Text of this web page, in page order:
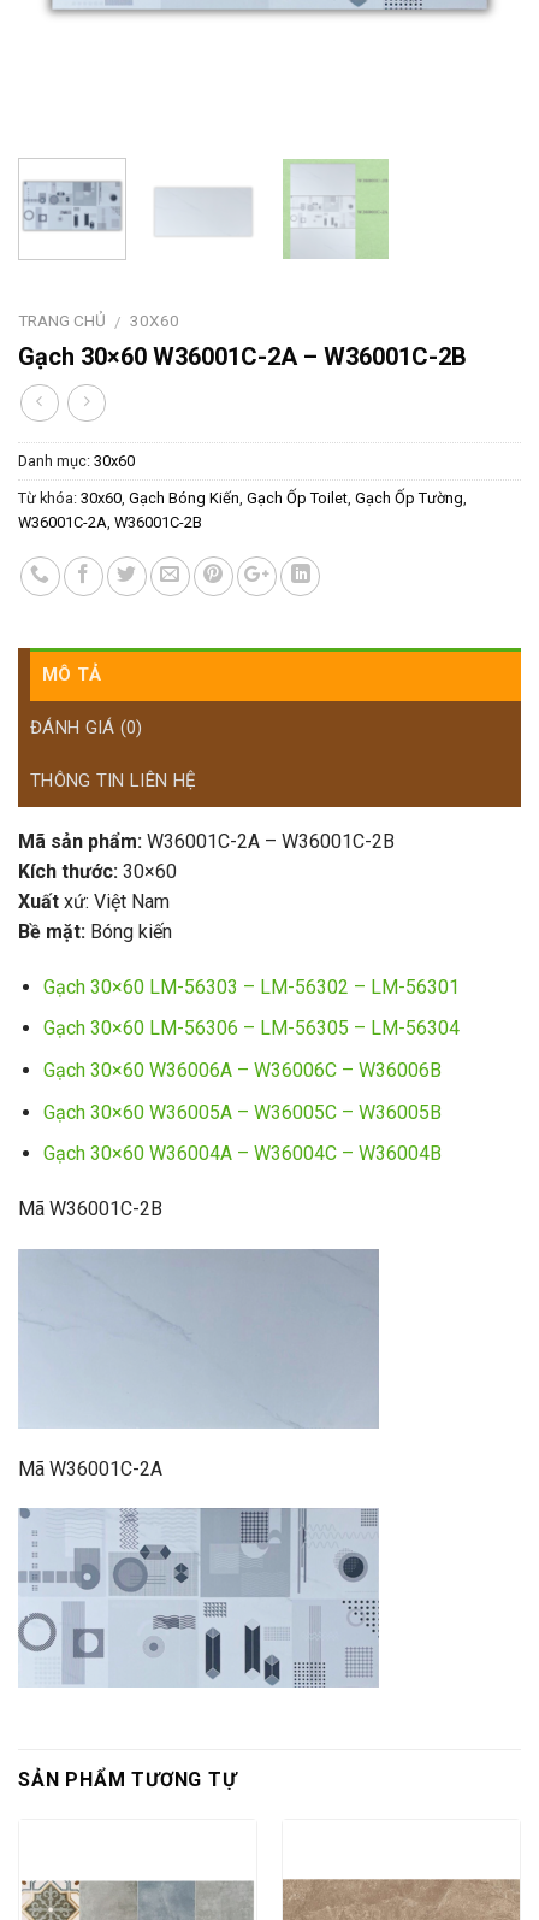
TRANG CHỦ / 30X60
Gạch 30×60 W36001C-2A – W36001C-2B
Danh mục: 30x60
Từ khóa: 30x60, Gạch Bóng Kiến, Gạch Ốp Toilet, Gạch Ốp Tường,
W36001C-2A, W36001C-2B
MÔ TẢ
ĐÁNH GIÁ (0)
THÔNG TIN LIÊN HỆ
Mã sản phẩm: W36001C-2A – W36001C-2B
Kích thước: 30×60
Xuất xứ: Việt Nam
Bề mặt: Bóng kiến
Gạch 30×60 LM-56303 – LM-56302 – LM-56301
Gạch 30×60 LM-56306 – LM-56305 – LM-56304
Gạch 30×60 W36006A – W36006C – W36006B
Gạch 30×60 W36005A – W36005C – W36005B
Gạch 30×60 W36004A – W36004C – W36004B
Mã W36001C-2B
Mã W36001C-2A
SẢN PHẨM TƯƠNG TỰ